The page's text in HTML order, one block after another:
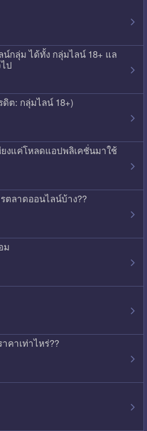
น์กลุ่ม ได้ทั้ง กลุ่มไลน์ 18+ แล
ป
ต: กลุ่มไลน์ 18+)
งแค่โหลดแอปพลิเคชั่นมาใช้
ตลาดออนไลน์บ้าง??
ม
คาเท่าไหร่??